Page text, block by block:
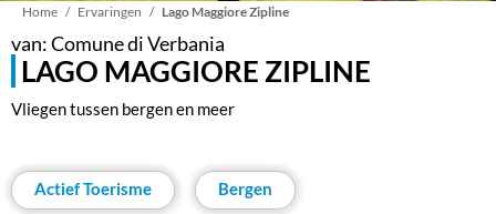
Kruimelpad
Home Ervaringen Lago Maggiore Zipline
van: Comune di Verbania
LAGO MAGGIORE ZIPLINE
Vliegen tussen bergen en meer
Actief Toerisme Bergen